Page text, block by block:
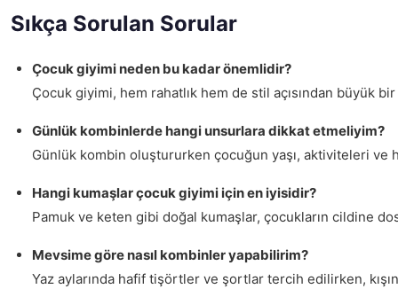
Sıkça Sorulan Sorular
Çocuk giyimi neden bu kadar önemlidir?
Çocuk giyimi, hem rahatlık hem de stil açısından büyük
Günlük kombinlerde hangi unsurlara dikkat etmeliyim?
Günlük kombin oluştururken çocuğun yaşı, aktiviteleri ve
Hangi kumaşlar çocuk giyimi için en iyisidir?
Pamuk ve keten gibi doğal kumaşlar, çocukların cildine
Mevsime göre nasıl kombinler yapabilirim?
Yaz aylarında hafif tişörtler ve şortlar tercih edilirken,